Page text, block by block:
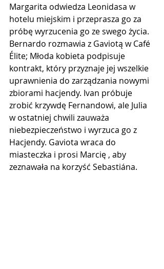
Margarita odwiedza Leonidasa w
hotelu miejskim i przeprasza go za
próbę wyrzucenia go ze swego życia.
Bernardo rozmawia z Gaviotą w Café
Élite; Młoda kobieta podpisuje
kontrakt, który przyznaje jej wszelkie
uprawnienia do zarządzania nowymi
zbiorami hacjendy. Ivan próbuje
zrobić krzywdę Fernandowi, ale Julia
w ostatniej chwili zauważa
niebezpieczeństwo i wyrzuca go z
Hacjendy. Gaviota wraca do
miasteczka i prosi Marcię , aby
zeznawała na korzyść Sebastiána.